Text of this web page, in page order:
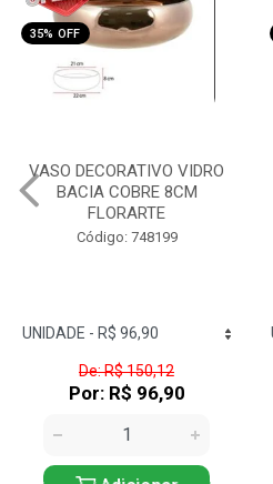
35% OFF
VASO DECORATIVO VIDRO
BACIA COBRE 8CM
FLORARTE
Código: 748199
De: R$ 150,12
Por: R$ 96,90